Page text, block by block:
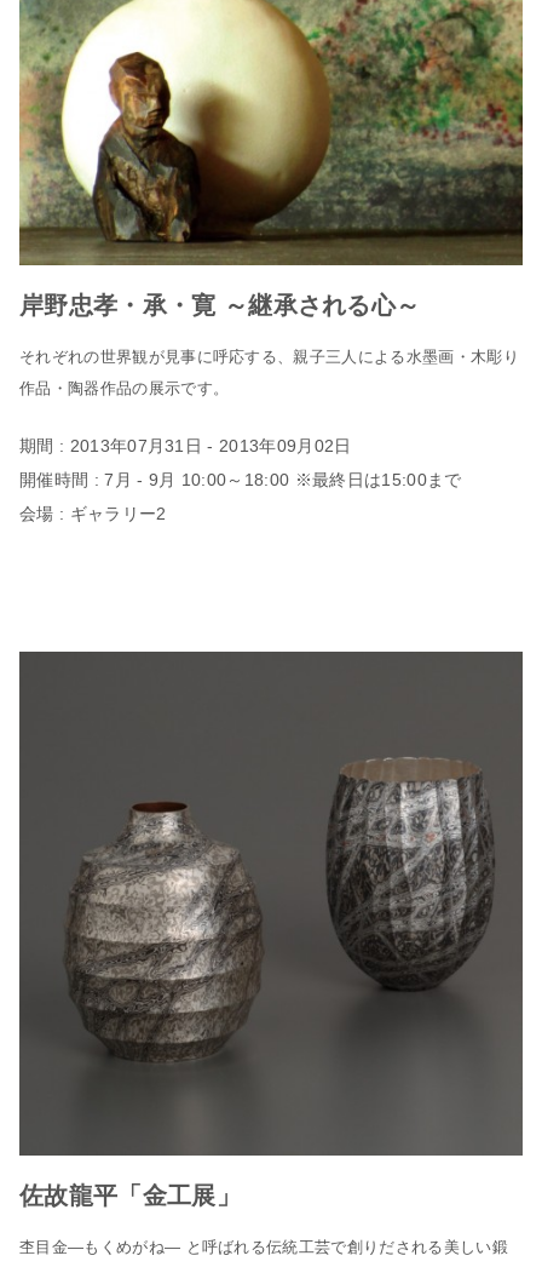
岸野忠孝・承・寛 ～継承される心～
それぞれの世界観が見事に呼応する、親子三人による水墨画・木彫り
作品・陶器作品の展示です。
期間 : 2013年07月31日 - 2013年09月02日
開催時間 : 7月 - 9月 10:00～18:00 ※最終日は15:00まで
会場 : ギャラリー2
佐故龍平「金工展」
杢目金―もくめがね— と呼ばれる伝統工芸で創りだされる美しい鍛